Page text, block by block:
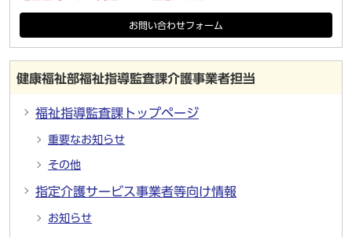
お問い合わせフォーム
健康福祉部福祉指導監査課介護事業者担当
福祉指導監査課トップページ
重要なお知らせ
その他
指定介護サービス事業者等向け情報
お知らせ